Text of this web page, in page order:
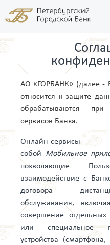
АО «ГОРБАНК» (далее -
относится к защите
обрабатываются
сервисов Банка.
Онлайн-сервисы
собой Мобильное
позволяющие
взаимодействие с
договора
обслуживания,
совершение
или специальное
устройства